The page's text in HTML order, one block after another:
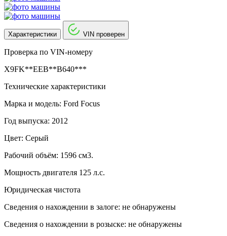
Характеристики VIN проверен
Проверка по VIN-номеру
X9FK**EEB**B640***
Технические характеристики
Марка и модель: Ford Focus
Год выпуска: 2012
Цвет: Серый
Рабочий объём: 1596 см3.
Мощность двигателя 125 л.с.
Юридическая чистота
Сведения о нахождении в залоге: не обнаружены
Сведения о нахождении в розыске: не обнаружены